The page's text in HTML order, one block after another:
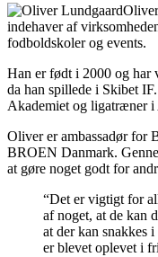
indehaver af
fodboldskoler og events.
Han er født i 2000 og har
da han spillede i Skibet
Akademiet og ligatræner i
Oliver er ambassadør for
BROEN Danmark.
at gøre noget godt for
“Det er vigtigt for
af noget, at de kan
at der kan snakkes
er blevet oplevet i